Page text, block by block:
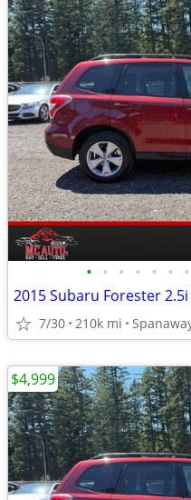
• • • • • • •
2015 Subaru Forester
7/30 210k mi
$4,999